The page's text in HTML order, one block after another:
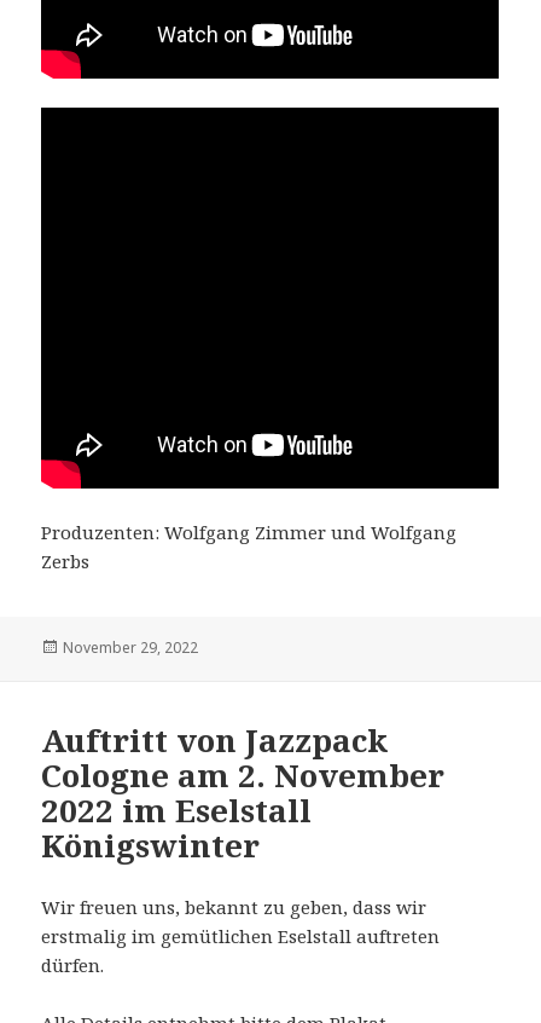
Produzenten: Wolfgang Zimmer und Wolfgang
Zerbs
Veröffentlicht
November 29, 2022
Auftritt von Jazzpack
Cologne am 2. November
2022 im Eselstall
Königswinter
Wir freuen uns, bekannt zu geben, dass wir
erstmalig im gemütlichen Eselstall auftreten
dürfen.